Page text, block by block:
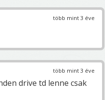
több mint 3 éve
több mint 3 éve
drive td lenne csak